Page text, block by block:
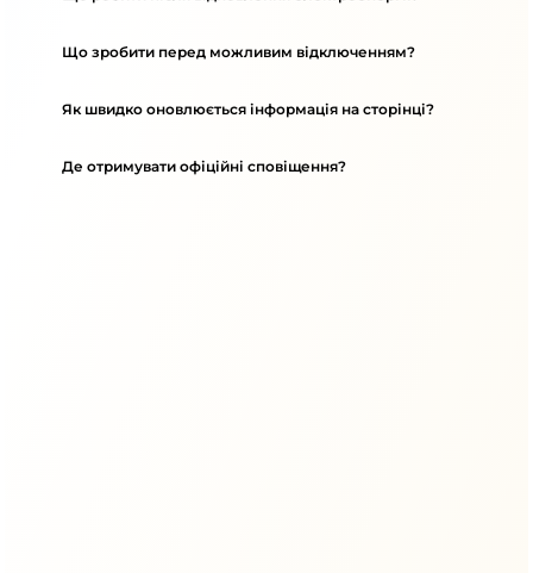
Що зробити перед можливим відключенням?
Як швидко оновлюється інформація на сторінці?
Де отримувати офіційні сповіщення?